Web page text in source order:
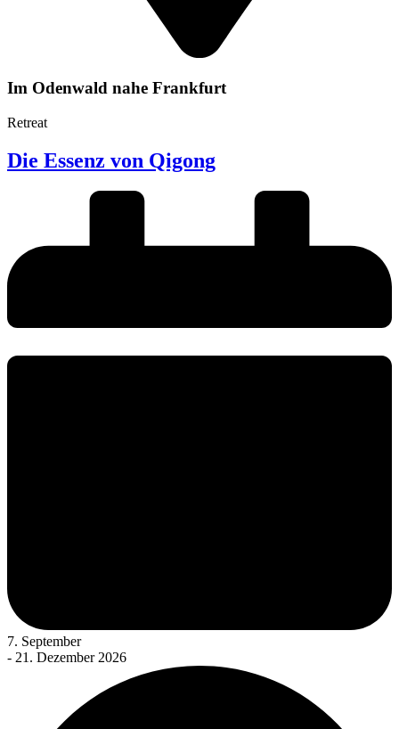
Im Odenwald nahe Frankfurt
Retreat
Die Essenz von Qigong
7. September
- 21. Dezember 2026